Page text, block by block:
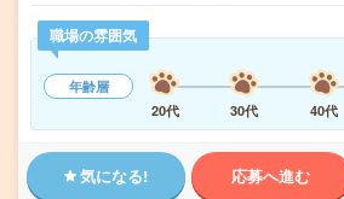
職場の雰囲気
年齢層
20代
30代 40代
気になる! 応募へ進む